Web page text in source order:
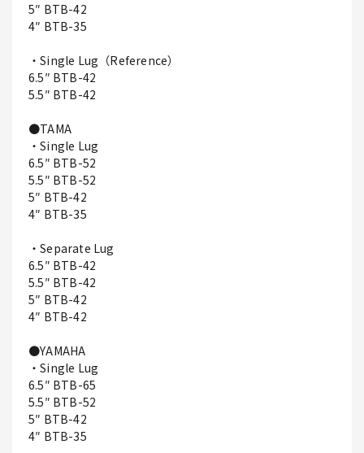
5″ BTB-42
4″ BTB-35
・Single Lug（Reference）
6.5″ BTB-42
5.5″ BTB-42
●TAMA
・Single Lug
6.5″ BTB-52
5.5″ BTB-52
5″ BTB-42
4″ BTB-35
・Separate Lug
6.5″ BTB-42
5.5″ BTB-42
5″ BTB-42
4″ BTB-42
●YAMAHA
・Single Lug
6.5″ BTB-65
5.5″ BTB-52
5″ BTB-42
4″ BTB-35